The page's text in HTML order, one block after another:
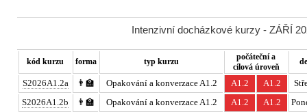
Intenzivní docházkové kurzy - ZÁŘÍ
kód kurzu forma typ kurzu
počáteční a
cílová úroveň
S2026A1.2a 👨‍🏫 Opakování a konverzace A1.2 A1.2 A1.2
S2026A1.2b
👨‍🏫 Opakování a konverzace A1.2 A1.2 A1.2